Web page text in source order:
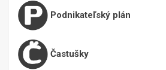
Podnikateľský plán
Častušky